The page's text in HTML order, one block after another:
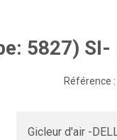
5827) SI-
Référence :
Gicleur d'air -